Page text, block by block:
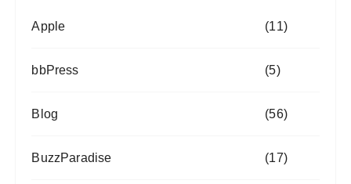
Apple (11)
bbPress (5)
Blog (56)
BuzzParadise (17)